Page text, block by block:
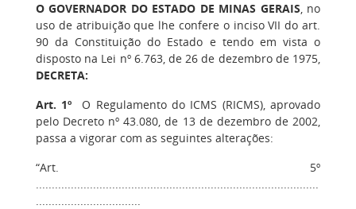
O GOVERNADOR DO ESTADO DE MINAS GERAIS, no
uso de atribuição que lhe confere o inciso VII do art.
90 da Constituição do Estado e tendo em vista o
disposto na Lei nº 6.763, de 26 de dezembro de 1975,
DECRETA:
Art. 1º O Regulamento do ICMS (RICMS), aprovado
pelo Decreto nº 43.080, de 13 de dezembro de 2002,
passa a vigorar com as seguintes alterações:
“Art. 5º
.........................................................................................
.................................